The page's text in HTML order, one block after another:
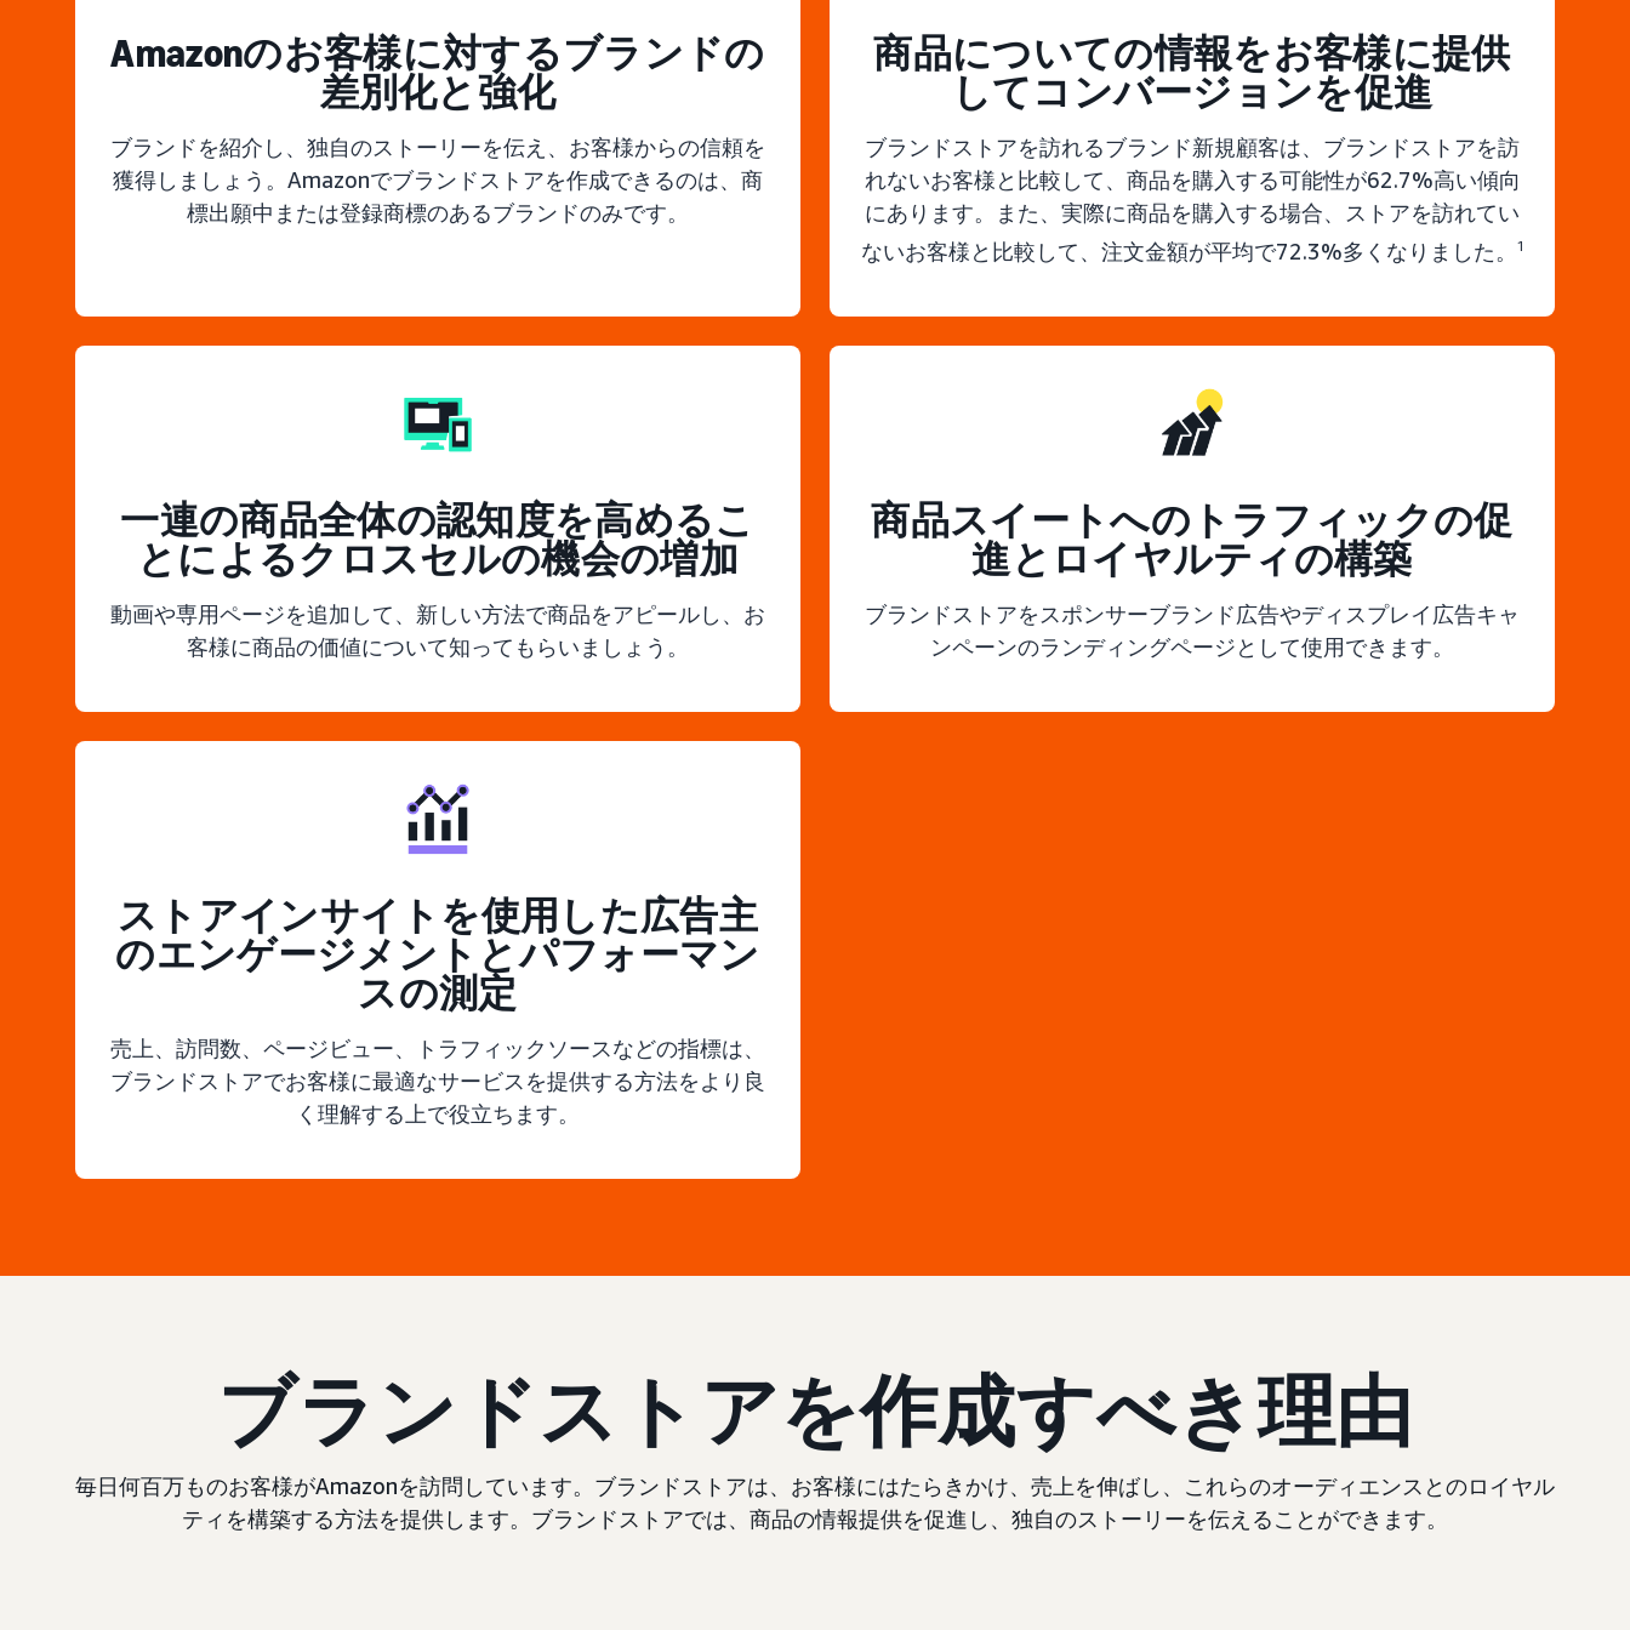
Amazonのお客様に対するブランドの
差別化と強化
ブランドを紹介し、独自のストーリーを伝え、お客様からの信頼を
獲得しましょう。Amazonでブランドストアを作成できるのは、商
標出願中または登録商標のあるブランドのみです。
商品についての情報をお客様に提供
してコンバージョンを促進
ブランドストアを訪れるブランド新規顧客は、ブランドストアを訪
れないお客様と比較して、商品を購入する可能性が62.7%高い傾向
にあります。また、実際に商品を購入する場合、ストアを訪れてい
ないお客様と比較して、注文金額が平均で72.3%多くなりました。
1
一連の商品全体の認知度を高めるこ
とによるクロスセルの機会の増加
動画や専用ページを追加して、新しい方法で商品をアピールし、お
客様に商品の価値について知ってもらいましょう。
商品スイートへのトラフィックの促
進とロイヤルティの構築
ブランドストアをスポンサーブランド広告やディスプレイ広告キャ
ンペーンのランディングページとして使用できます。
ストアインサイトを使用した広告主
のエンゲージメントとパフォーマン
スの測定
売上、訪問数、ページビュー、トラフィックソースなどの指標は、
ブランドストアでお客様に最適なサービスを提供する方法をより良
く理解する上で役立ちます。
ブランドストアを作成すべき理由
毎日何百万ものお客様がAmazonを訪問しています。ブランドストアは、お客様にはたらきかけ、売上を伸ばし、これらのオーディエンスとのロイヤル
ティを構築する方法を提供します。ブランドストアでは、商品の情報提供を促進し、独自のストーリーを伝えることができます。